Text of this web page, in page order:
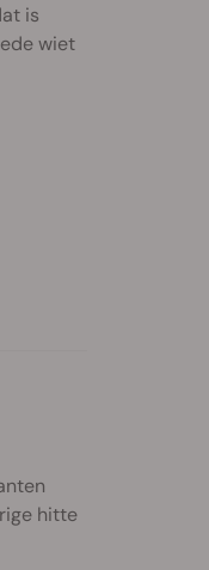
is
wiet
hitte